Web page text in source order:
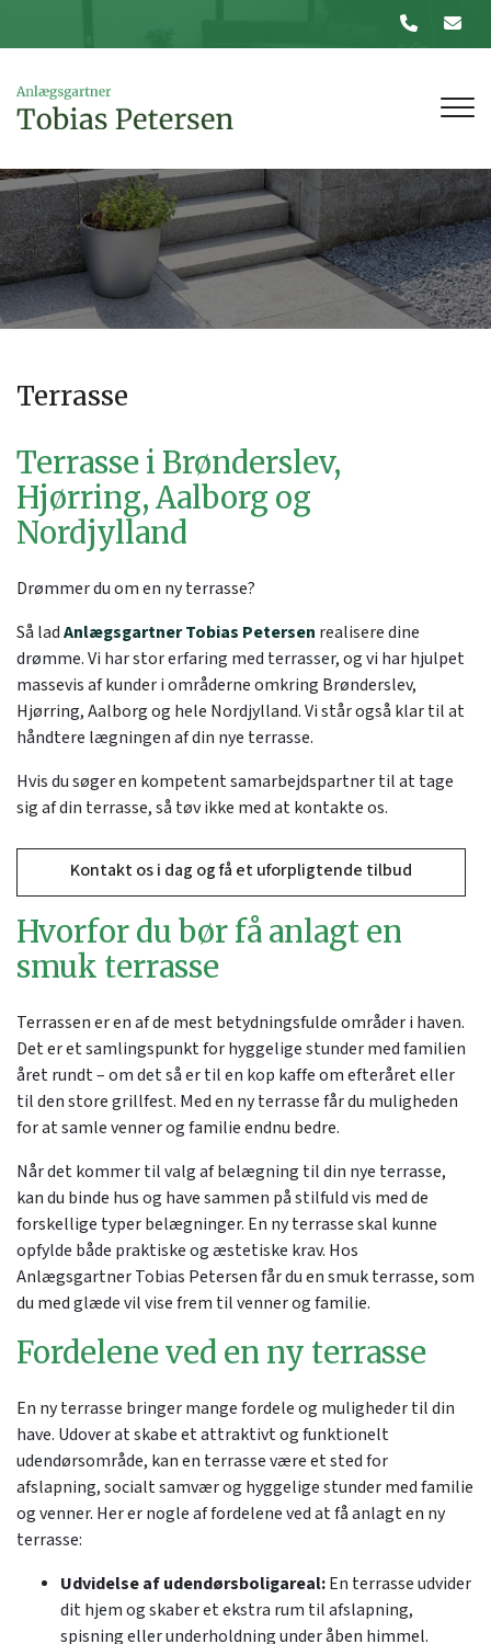
Terrasse
Terrasse i Brønderslev,
Hjørring, Aalborg og
Nordjylland
Drømmer du om en ny terrasse?
Så ladAnlægsgartner Tobias Petersen realisere dine
drømme. Vi har stor erfaring med terrasser, og vi har hjulpet
massevis af kunder i områderne omkring Brønderslev,
Hjørring, Aalborg og hele Nordjylland. Vi står også klar til at
håndtere lægningen af din nye terrasse.
Hvis du søger en kompetent samarbejdspartner til at tage
sig af din terrasse, så tøv ikke med at kontakte os.
Kontakt os i dag og få et uforpligtende tilbud
Hvorfor du bør få anlagt en
smuk terrasse
Terrassen er en af de mest betydningsfulde områder i haven.
Det er et samlingspunkt for hyggelige stunder med familien
året rundt – om det så er til en kop kaffe om efteråret eller
til den store grillfest. Med en ny terrasse får du muligheden
for at samle venner og familie endnu bedre.
Når det kommer til valg af belægning til din nye terrasse,
kan du binde hus og have sammen på stilfuld vis med de
forskellige typer belægninger. En ny terrasse skal kunne
opfylde både praktiske og æstetiske krav. Hos
Anlægsgartner Tobias Petersen får du en smuk terrasse, som
du med glæde vil vise frem til venner og familie.
Fordelene ved en ny terrasse
En ny terrasse bringer mange fordele og muligheder til din
have. Udover at skabe et attraktivt og funktionelt
udendørsområde, kan en terrasse være et sted for
afslapning, socialt samvær og hyggelige stunder med familie
og venner. Her er nogle af fordelene ved at få anlagt en ny
terrasse:
Udvidelse af udendørsboligareal:En terrasse udvider
dit hjem og skaber et ekstra rum til afslapning,
spisning eller underholdning under åben himmel.